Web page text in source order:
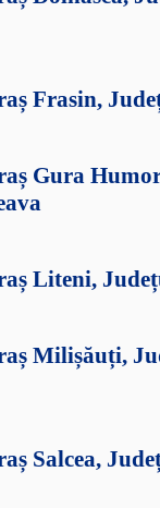
Frasin,
Gura
Liteni,
Milișăuți,
Salcea,